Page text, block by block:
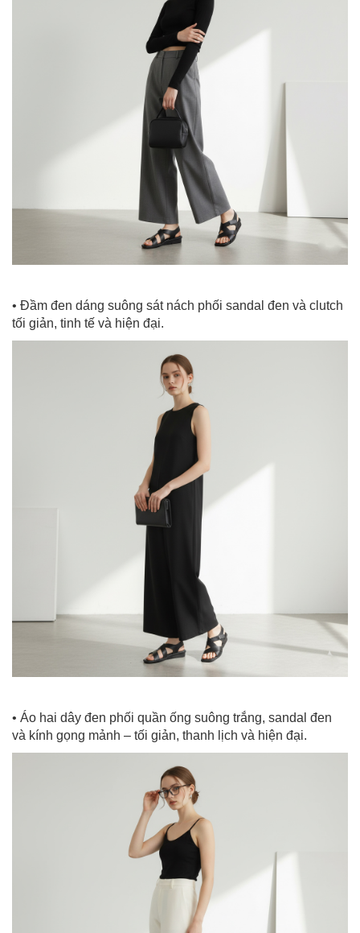
• Đầm đen dáng suông sát nách phối sandal đen và clutch
tối giản, tinh tế và hiện đại.
• Áo hai dây đen phối quần ống suông trắng, sandal đen
và kính gọng mảnh – tối giản, thanh lịch và hiện đại.